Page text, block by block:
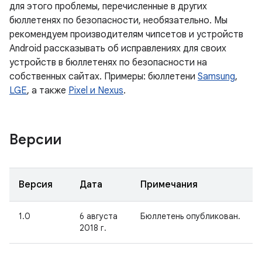
для этого проблемы, перечисленные в других
бюллетенях по безопасности, необязательно. Мы
рекомендуем производителям чипсетов и устройств
Android рассказывать об исправлениях для своих
устройств в бюллетенях по безопасности на
собственных сайтах. Примеры: бюллетени Samsung,
LGE, а также Pixel и Nexus.
Версии
Версия Дата Примечания
1.0
6 августа
2018 г.
Бюллетень опубликован.